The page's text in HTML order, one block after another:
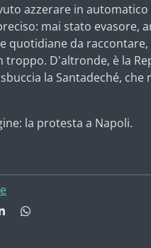
azzerare in automatico
mai stato evasore,
quotidiane da
troppo. D'altronde, è la
la Santadeché, che
la protesta a Napoli.
C